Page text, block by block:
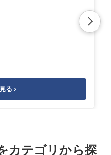
る ›
カテゴリから探